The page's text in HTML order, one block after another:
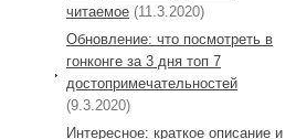
читаемое (11.3.2020)
Обновление: что посмотреть в
гонконге за 3 дня топ 7
достопримечательностей
(9.3.2020)
Интересное: краткое описание и